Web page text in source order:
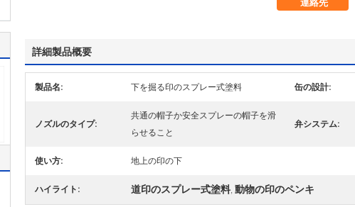
詳細製品概要
製品名: 下を掘る印のスプレー式塗料 缶の設計:
ノズルのタイプ:
共通の帽子か安全スプレーの帽子を滑
らせること
弁システム:
使い方: 地上の印の下
ハイライト: 道印のスプレー式塗料, 動物の印のペンキ